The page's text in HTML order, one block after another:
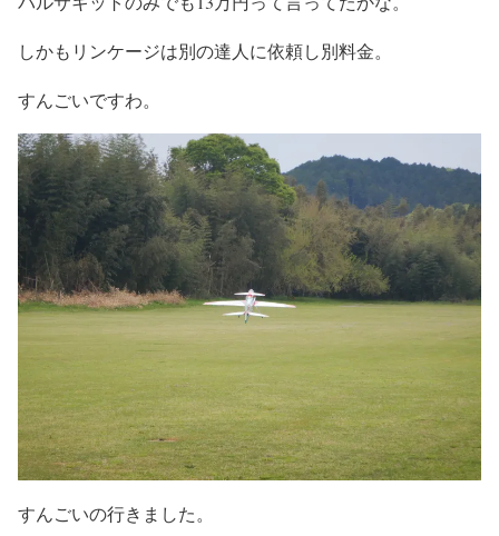
しかもリンケージは別の達人に依頼し別料金。
すんごいですわ。
すんごいの行きました。